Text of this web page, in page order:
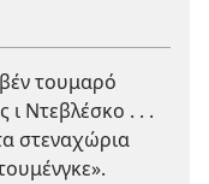
τουμαρό
ι Ντεβλέσκο . . .
στεναχώρια